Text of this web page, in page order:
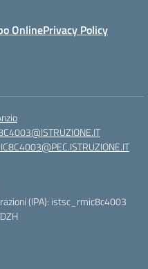
OnlinePrivacy Policy
(IPA): istsc_rmic8c4003